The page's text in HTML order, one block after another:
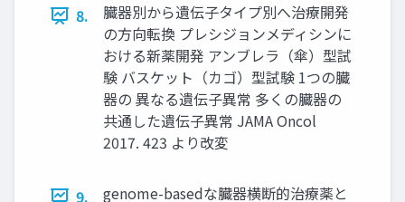
8.
臓器別から遺伝⼦タイプ別へ治療開発
の⽅向転換 プレシジョンメディシンに
おける新薬開発 アンブレラ（傘）型試
験 バスケット（カゴ）型試験 1つの臓
器の 異なる遺伝⼦異常 多くの臓器の
共通した遺伝⼦異常 JAMA Oncol
2017. 423 より改変
9.
genome-basedな臓器横断的治療薬と